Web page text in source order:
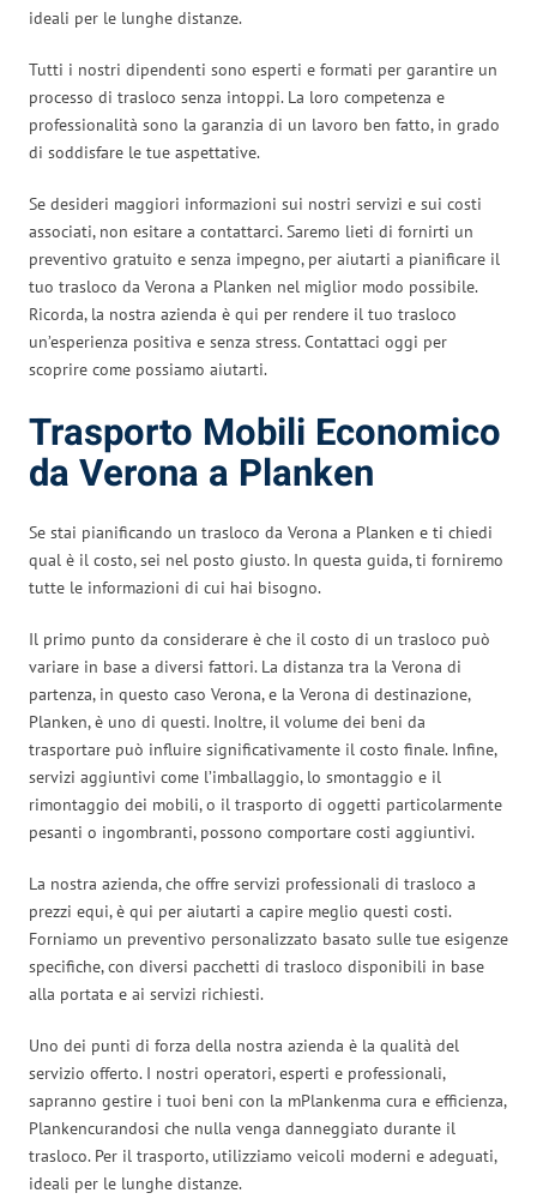
ideali per le lunghe distanze.
Tutti i nostri dipendenti sono esperti e formati per garantire un
processo di trasloco senza intoppi. La loro competenza e
professionalità sono la garanzia di un lavoro ben fatto, in grado
di soddisfare le tue aspettative.
Se desideri maggiori informazioni sui nostri servizi e sui costi
associati, non esitare a contattarci. Saremo lieti di fornirti un
preventivo gratuito e senza impegno, per aiutarti a pianificare il
tuo trasloco da Verona a Planken nel miglior modo possibile.
Ricorda, la nostra azienda è qui per rendere il tuo trasloco
un’esperienza positiva e senza stress. Contattaci oggi per
scoprire come possiamo aiutarti.
Trasporto Mobili Economico
da Verona a Planken
Se stai pianificando un trasloco da Verona a Planken e ti chiedi
qual è il costo, sei nel posto giusto. In questa guida, ti forniremo
tutte le informazioni di cui hai bisogno.
Il primo punto da considerare è che il costo di un trasloco può
variare in base a diversi fattori. La distanza tra la Verona di
partenza, in questo caso Verona, e la Verona di destinazione,
Planken, è uno di questi. Inoltre, il volume dei beni da
trasportare può influire significativamente il costo finale. Infine,
servizi aggiuntivi come l’imballaggio, lo smontaggio e il
rimontaggio dei mobili, o il trasporto di oggetti particolarmente
pesanti o ingombranti, possono comportare costi aggiuntivi.
La nostra azienda, che offre servizi professionali di trasloco a
prezzi equi, è qui per aiutarti a capire meglio questi costi.
Forniamo un preventivo personalizzato basato sulle tue esigenze
specifiche, con diversi pacchetti di trasloco disponibili in base
alla portata e ai servizi richiesti.
Uno dei punti di forza della nostra azienda è la qualità del
servizio offerto. I nostri operatori, esperti e professionali,
sapranno gestire i tuoi beni con la mPlankenma cura e efficienza,
Plankencurandosi che nulla venga danneggiato durante il
trasloco. Per il trasporto, utilizziamo veicoli moderni e adeguati,
ideali per le lunghe distanze.